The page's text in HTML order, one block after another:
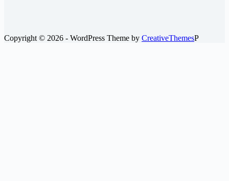
Copyright © 2026 - WordPress Theme by CreativeThemesP